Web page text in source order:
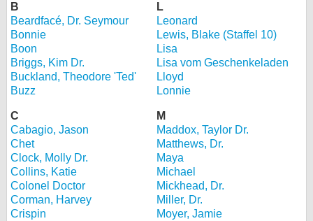
B
Beardfacé, Dr. Seymour
Bonnie
Boon
Briggs, Kim Dr.
Buckland, Theodore 'Ted'
Buzz
C
Cabagio, Jason
Chet
Clock, Molly Dr.
Collins, Katie
Colonel Doctor
Corman, Harvey
Crispin
L
Leonard
Lewis, Blake (Staffel 10)
Lisa
Lisa vom Geschenkeladen
Lloyd
Lonnie
M
Maddox, Taylor Dr.
Matthews, Dr.
Maya
Michael
Mickhead, Dr.
Miller, Dr.
Moyer, Jamie